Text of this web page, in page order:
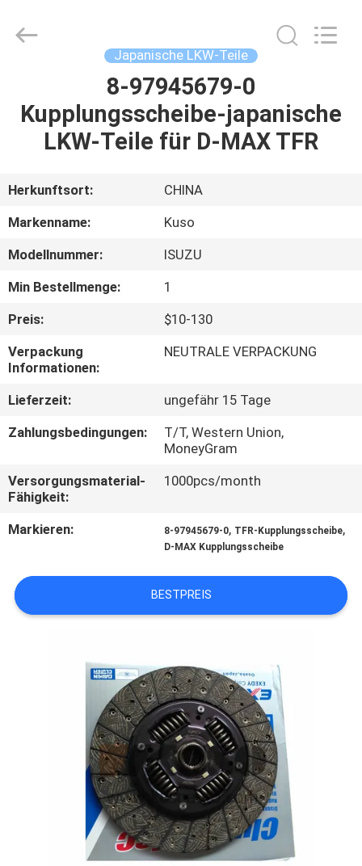
PRODUKTE
ÜBER
UNS
FABRIK-
AUSFLUG
QUALITÄTSKONTROLLE
TRETEN
SIE
UNS
IN
VERBINDUNG
NACHRICHTEN
SIE EIN
SITEMAP
PRIVACY
Japanische LKW-Teile
8-97945679-0
Kupplungsscheibe-japanische
LKW-Teile für D-MAX TFR
Herkunftsort:
CHINA
Markenname:
Kuso
Modellnummer:
ISUZU
Min Bestellmenge:
1
Preis:
$10-130
Verpackung
Informationen:
NEUTRALE VERPACKUNG
Lieferzeit:
ungefähr 15 Tage
Zahlungsbedingungen:
T/T, Western Union,
MoneyGram
Versorgungsmaterial-
Fähigkeit:
1000pcs/month
Markieren: 8-97945679-0, TFR-Kupplungsscheibe,
D-MAX Kupplungsscheibe
BESTPREIS